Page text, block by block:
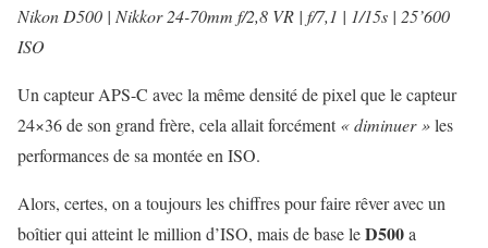
Nikon D500 | Nikkor 24-70mm f/2,8 VR | f/7,1 | 1/15s | 25’600
ISO
Un capteur APS-C avec la même densité de pixel que le capteur
24×36 de son grand frère, cela allait forcément« diminuer »les
performances de sa montée en ISO.
Alors, certes, on a toujours les chiffres pour faire rêver avec un
boîtier qui atteint le million d’ISO, mais de base leD500a